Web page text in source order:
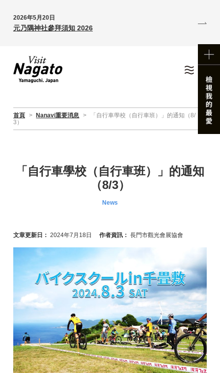
2026年5月20日
元乃隅神社參拜須知 2026
首頁 > Nanavi重要消息 >
「自行車學校（自行車班）」的通知（8/
3）
「自行車學校（自行車班）」的通知
（8/3）
News
文章更新日： 2024年7月18日 作者資訊： 長門市觀光會展協會